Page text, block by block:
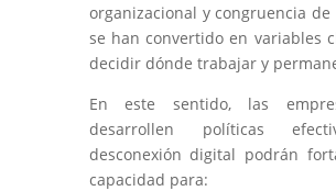
organizacional y congruencia
se han convertido en variables
decidir dónde trabajar y
En este sentido, las
desarrollen políticas
desconexión digital podrán
capacidad para: